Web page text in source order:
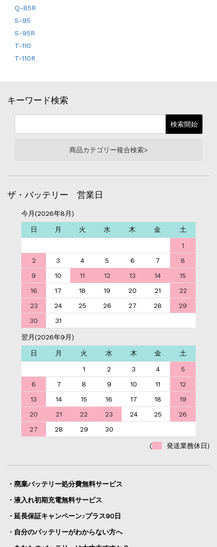
Q-85R
S-95
S-95R
T-110
T-110R
キーワード検索
商品カテゴリー複合検索>
ザ・バッテリー 営業日
今月(2026年8月)
日 月 火 水 木 金 土
1
2
3 4 5 6 7
8
9
10 11 12 13 14
15
16
17 18 19 20 21
22
23
24 25 26 27 28
29
30
31
翌月(2026年9月)
日 月 火 水 木 金 土
1 2 3 4
5
6
7 8 9 10 11
12
13
14 15 16 17 18
19
20
21 22 23 24 25
26
27
28 29 30
( 発送業務休日)
・廃棄バッテリー処分費無料サービス
・液入れ初期充電無料サービス
・延長保証キャンペーン♪プラス90日
・自分のバッテリーがわからない方へ